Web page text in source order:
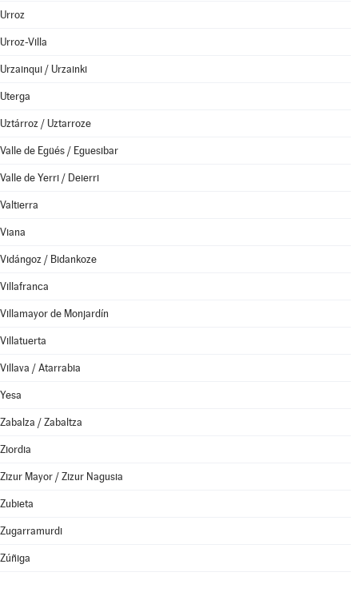
Urroz
Urroz-Villa
Urzainqui / Urzainki
Uterga
Uztárroz / Uztarroze
Valle de Egüés / Eguesibar
Valle de Yerri / Deierri
Valtierra
Viana
Vidángoz / Bidankoze
Villafranca
Villamayor de Monjardín
Villatuerta
Villava / Atarrabia
Yesa
Zabalza / Zabaltza
Ziordia
Zizur Mayor / Zizur Nagusia
Zubieta
Zugarramurdi
Zúñiga